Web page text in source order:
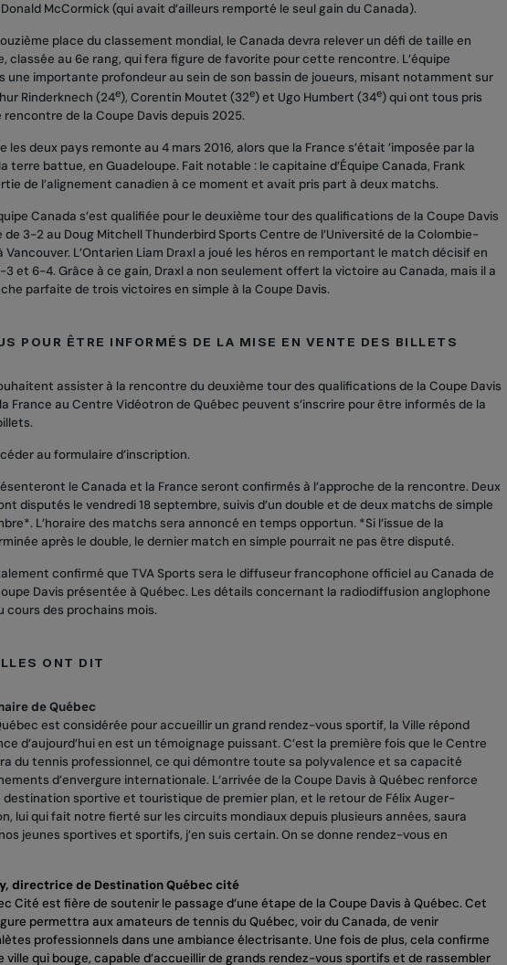
McCormick (qui avait d’ailleurs remporté le seul gain du Canada).
place du classement mondial, le Canada devra relever un défi de taille en
classée au 6e rang, qui fera figure de favorite pour cette rencontre. L’équipe
une importante profondeur au sein de son bassin de joueurs, misant notamment sur
Rinderknech (24e), Corentin Moutet (32e) et Ugo Humbert (34e) qui ont tous pris
rencontre de la Coupe Davis depuis 2025.
les deux pays remonte au 4 mars 2016, alors que la France s’était ’imposée par la
terre battue, en Guadeloupe. Fait notable : le capitaine d’Équipe Canada, Frank
de l’alignement canadien à ce moment et avait pris part à deux matchs.
Canada s’est qualifiée pour le deuxième tour des qualifications de la Coupe Davis
3-2 au Doug Mitchell Thunderbird Sports Centre de l’Université de la Colombie-
Vancouver. L’Ontarien Liam Draxl a joué les héros en remportant le match décisif en
et 6-4. Grâce à ce gain, Draxl a non seulement offert la victoire au Canada, mais il a
parfaite de trois victoires en simple à la Coupe Davis.
POUR ÊTRE INFORMÉS DE LA MISE EN VENTE DES BILLETS
assister à la rencontre du deuxième tour des qualifications de la Coupe Davis
France au Centre Vidéotron de Québec peuvent s’inscrire pour être informés de la
au formulaire d’inscription.
le Canada et la France seront confirmés à l’approche de la rencontre. Deux
disputés le vendredi 18 septembre, suivis d’un double et de deux matchs de simple
L’horaire des matchs sera annoncé en temps opportun. *Si l’issue de la
après le double, le dernier match en simple pourrait ne pas être disputé.
confirmé que TVA Sports sera le diffuseur francophone officiel au Canada de
Davis présentée à Québec. Les détails concernant la radiodiffusion anglophone
cours des prochains mois.
ONT DIT
de Québec
est considérée pour accueillir un grand rendez-vous sportif, la Ville répond
d’aujourd’hui en est un témoignage puissant. C’est la première fois que le Centre
du tennis professionnel, ce qui démontre toute sa polyvalence et sa capacité
d’envergure internationale. L’arrivée de la Coupe Davis à Québec renforce
sportive et touristique de premier plan, et le retour de Félix Auger-
lui qui fait notre fierté sur les circuits mondiaux depuis plusieurs années, saura
jeunes sportives et sportifs, j’en suis certain. On se donne rendez-vous en
directrice de Destination Québec cité
Cité est fière de soutenir le passage d’une étape de la Coupe Davis à Québec. Cet
permettra aux amateurs de tennis du Québec, voir du Canada, de venir
professionnels dans une ambiance électrisante. Une fois de plus, cela confirme
ville qui bouge, capable d’accueillir de grands rendez-vous sportifs et de rassembler